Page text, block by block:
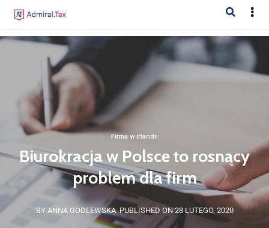
Firma w Irlandii
Biurokracja w Polsce to rosnący
problem dla firm
BY ANNA GODLEWSKA PUBLISHED ON 28 LUTEGO, 2020